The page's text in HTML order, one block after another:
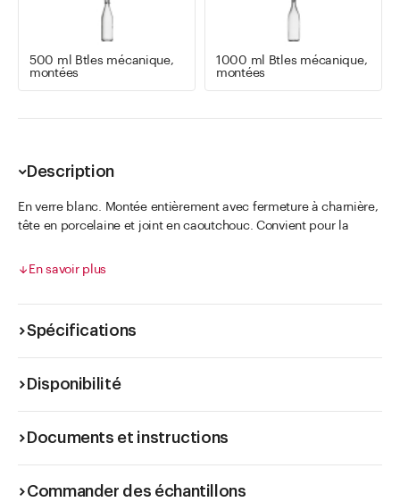
500 ml Btles mécanique,
montées
1000 ml Btles mécanique,
montées
Description
En verre blanc. Montée entièrement avec fermeture à charnière,
tête en porcelaine et joint en caoutchouc. Convient pour la
jusqu'à un maximum de 12 bar (pression).
En savoir plus
Spécifications
Disponibilité
Documents et instructions
Commander des échantillons